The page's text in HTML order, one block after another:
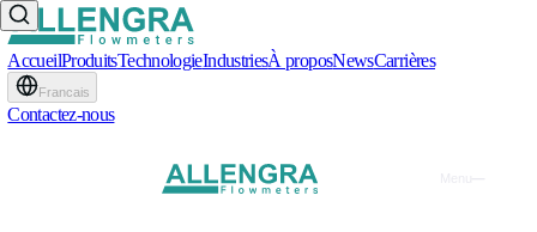
AccueilProduitsTechnologieIndustriesÀ proposNews
Francais